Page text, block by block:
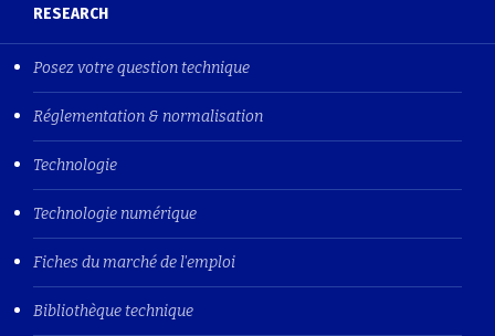
RESEARCH
Posez votre question technique
Réglementation & normalisation
Technologie
Technologie numérique
Fiches du marché de l'emploi
Bibliothèque technique